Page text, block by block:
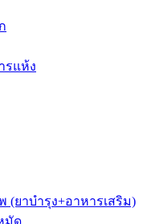
รแห้ง
ยาบำรุง+อาหารเสริม)
มัด